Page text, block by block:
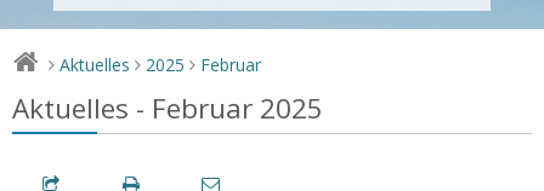
> Aktuelles > 2025 > Februar
Aktuelles - Februar 2025